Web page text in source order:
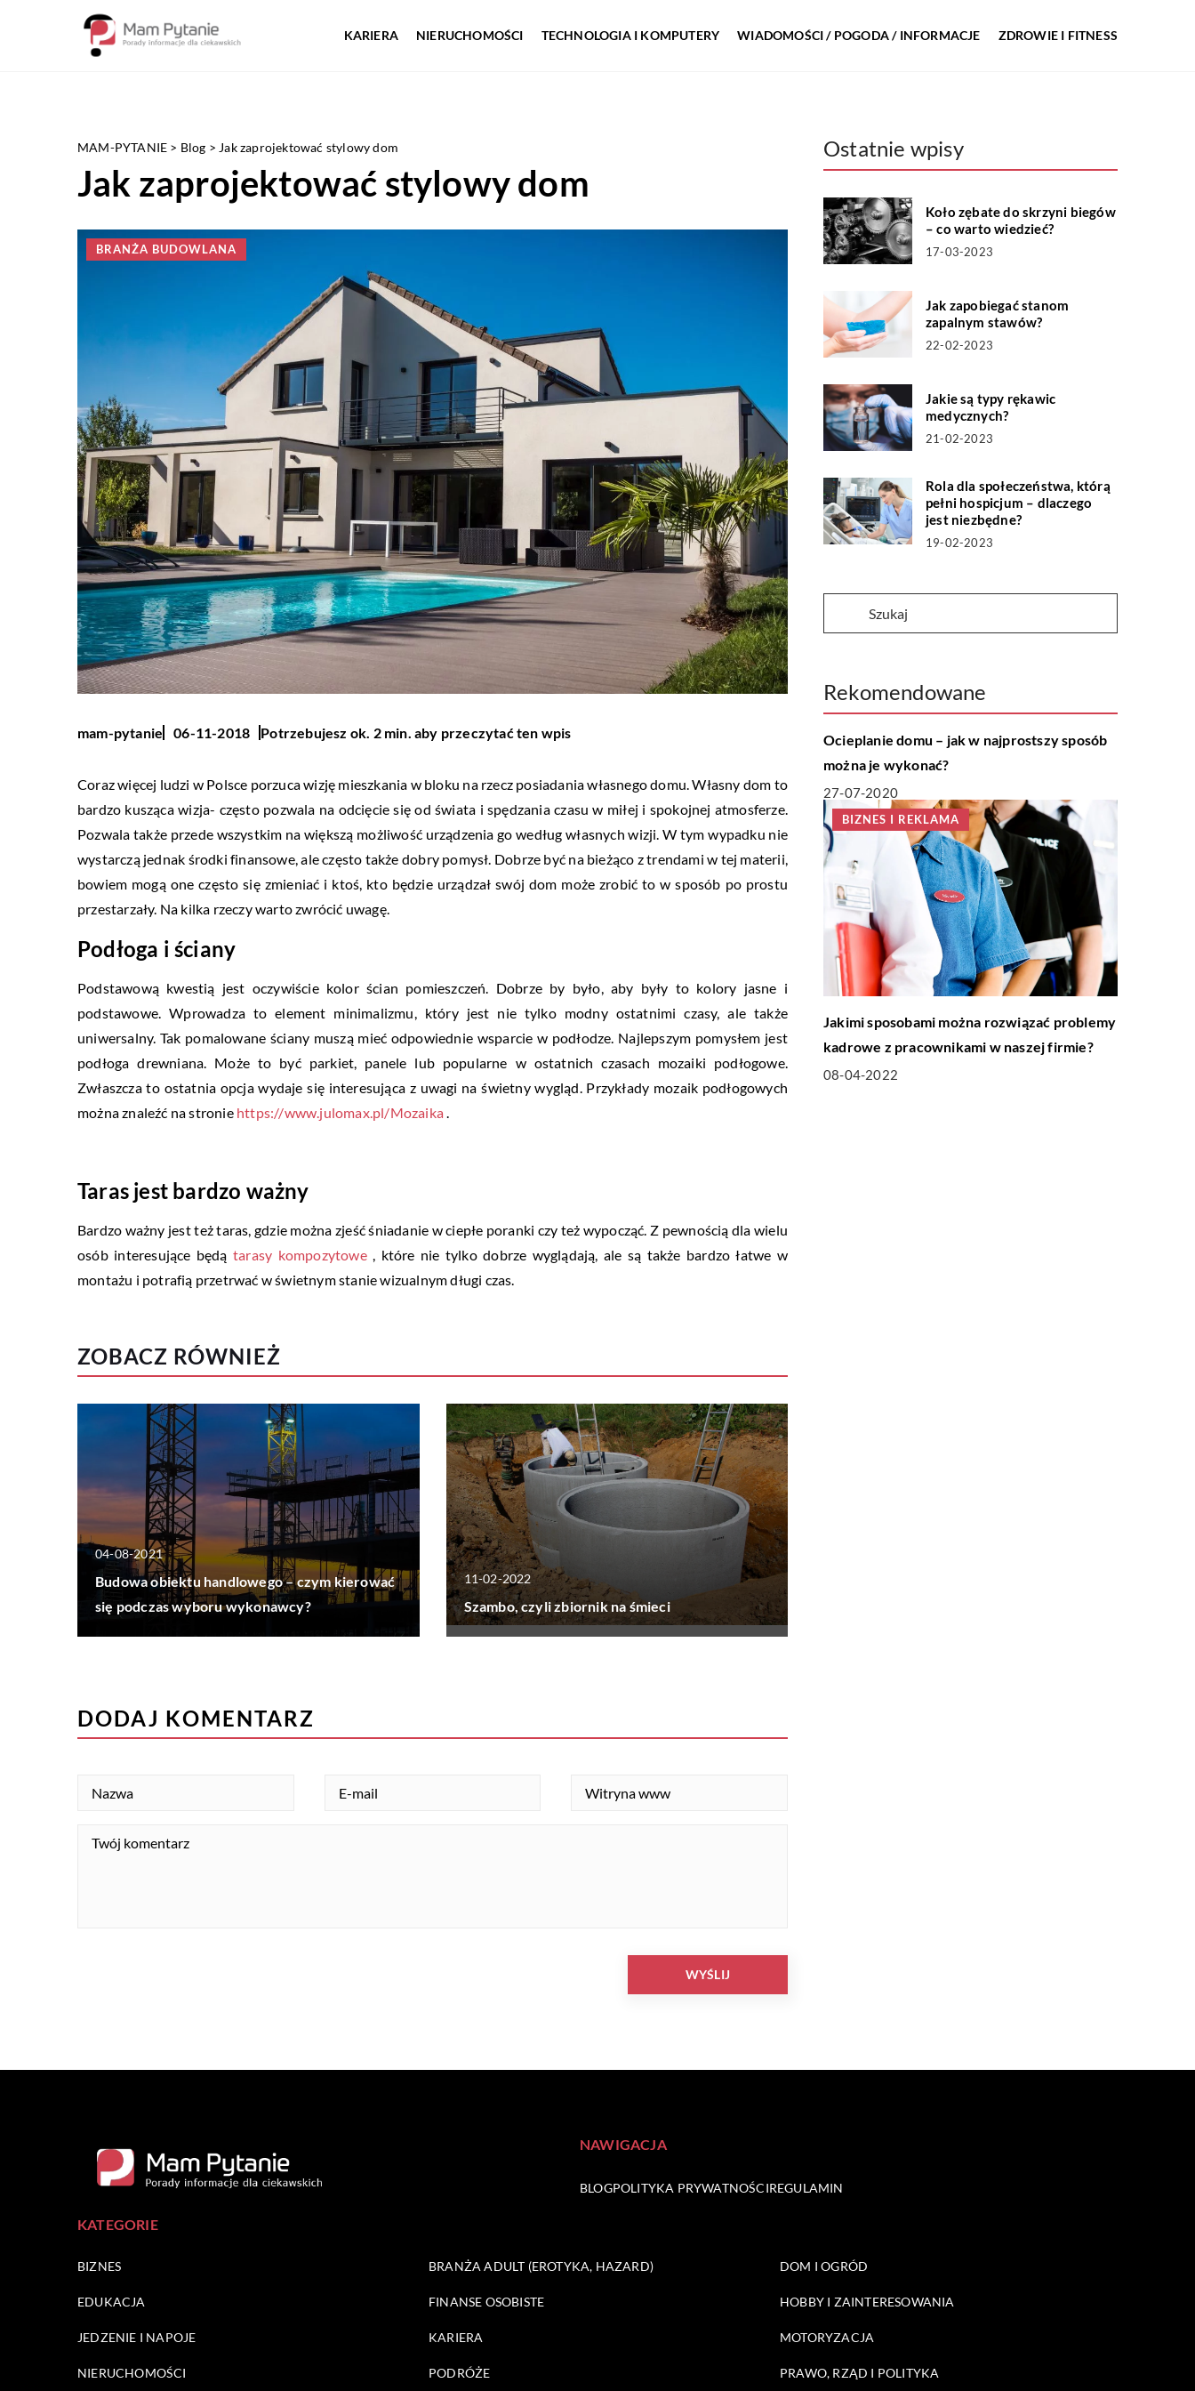
KARIERA NIERUCHOMOŚCI TECHNOLOGIA I KOMPUTERY WIADOMOŚCI / POGODA / INFORMACJE ZDROWIE I FITNESS
MAM-PYTANIE > Blog > Jak zaprojektować stylowy dom
Jak zaprojektować stylowy dom
BRANŻA BUDOWLANA
mam-pytanie 06-11-2018 Potrzebujesz ok. 2 min. aby przeczytać ten wpis
Coraz więcej ludzi w Polsce porzuca wizję mieszkania w bloku na rzecz posiadania własnego domu. Własny dom to
bardzo kusząca wizja- często pozwala na odcięcie się od świata i spędzania czasu w miłej i spokojnej atmosferze.
Pozwala także przede wszystkim na większą możliwość urządzenia go według własnych wizji. W tym wypadku nie
wystarczą jednak środki finansowe, ale często także dobry pomysł. Dobrze być na bieżąco z trendami w tej materii,
bowiem mogą one często się zmieniać i ktoś, kto będzie urządzał swój dom może zrobić to w sposób po prostu
przestarzały. Na kilka rzeczy warto zwrócić uwagę.
Podłoga i ściany
Podstawową kwestią jest oczywiście kolor ścian pomieszczeń. Dobrze by było, aby były to kolory jasne i
podstawowe. Wprowadza to element minimalizmu, który jest nie tylko modny ostatnimi czasy, ale także
uniwersalny. Tak pomalowane ściany muszą mieć odpowiednie wsparcie w podłodze. Najlepszym pomysłem jest
podłoga drewniana. Może to być parkiet, panele lub popularne w ostatnich czasach mozaiki podłogowe.
Zwłaszcza to ostatnia opcja wydaje się interesująca z uwagi na świetny wygląd. Przykłady mozaik podłogowych
można znaleźć na stronie https://www.julomax.pl/Mozaika.
Taras jest bardzo ważny
Bardzo ważny jest też taras, gdzie można zjeść śniadanie w ciepłe poranki czy też wypocząć. Z pewnością dla wielu
osób interesujące będą tarasy kompozytowe, które nie tylko dobrze wyglądają, ale są także bardzo łatwe w
montażu i potrafią przetrwać w świetnym stanie wizualnym długi czas.
ZOBACZ RÓWNIEŻ
04-08-2021
Budowa obiektu handlowego – czym kierować
się podczas wyboru wykonawcy?
11-02-2022
Szambo, czyli zbiornik na śmieci
Ostatnie wpisy
Koło zębate do skrzyni biegów
– co warto wiedzieć?
17-03-2023
Jak zapobiegać stanom
zapalnym stawów?
22-02-2023
Jakie są typy rękawic
medycznych?
21-02-2023
Rola dla społeczeństwa, którą
pełni hospicjum – dlaczego
jest niezbędne?
19-02-2023
Rekomendowane
MIESZKANIE
Ocieplanie domu – jak w najprostszy sposób
można je wykonać?
27-07-2020
BIZNES I REKLAMA
Jakimi sposobami można rozwiązać problemy
kadrowe z pracownikami w naszej firmie?
08-04-2022
DODAJ KOMENTARZ
NAWIGACJA
BLOGPOLITYKA PRYWATNOŚCIREGULAMIN
KATEGORIE
BIZNES BRANŻA ADULT (EROTYKA, HAZARD) DOM I OGRÓD
EDUKACJA FINANSE OSOBISTE HOBBY I ZAINTERESOWANIA
JEDZENIE I NAPOJE KARIERA MOTORYZACJA
NIERUCHOMOŚCI PODRÓŻE PRAWO, RZĄD I POLITYKA